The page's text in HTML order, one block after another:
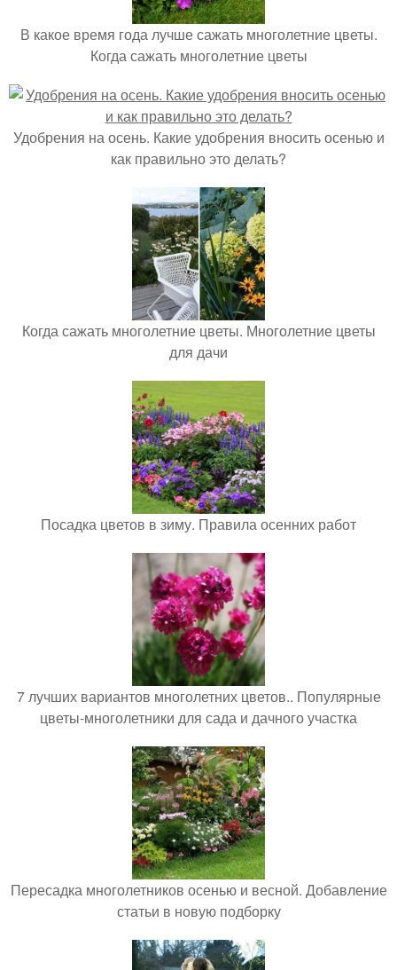
В какое время года лучше сажать многолетние цветы.
Когда сажать многолетние цветы
Удобрения на осень. Какие удобрения вносить осенью и
как правильно это делать?
Когда сажать многолетние цветы. Многолетние цветы
для дачи
Посадка цветов в зиму. Правила осенних работ
7 лучших вариантов многолетних цветов.. Популярные
цветы-многолетники для сада и дачного участка
Пересадка многолетников осенью и весной. Добавление
статьи в новую подборку